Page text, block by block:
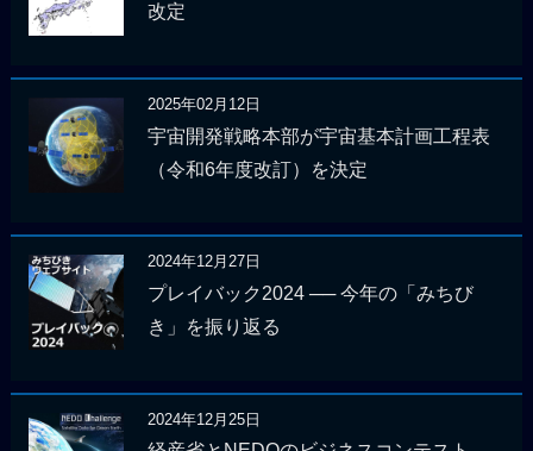
改定
2025年02月12日
宇宙開発戦略本部が宇宙基本計画工程表
（令和6年度改訂）を決定
2024年12月27日
プレイバック2024 ── 今年の「みちび
き」を振り返る
2024年12月25日